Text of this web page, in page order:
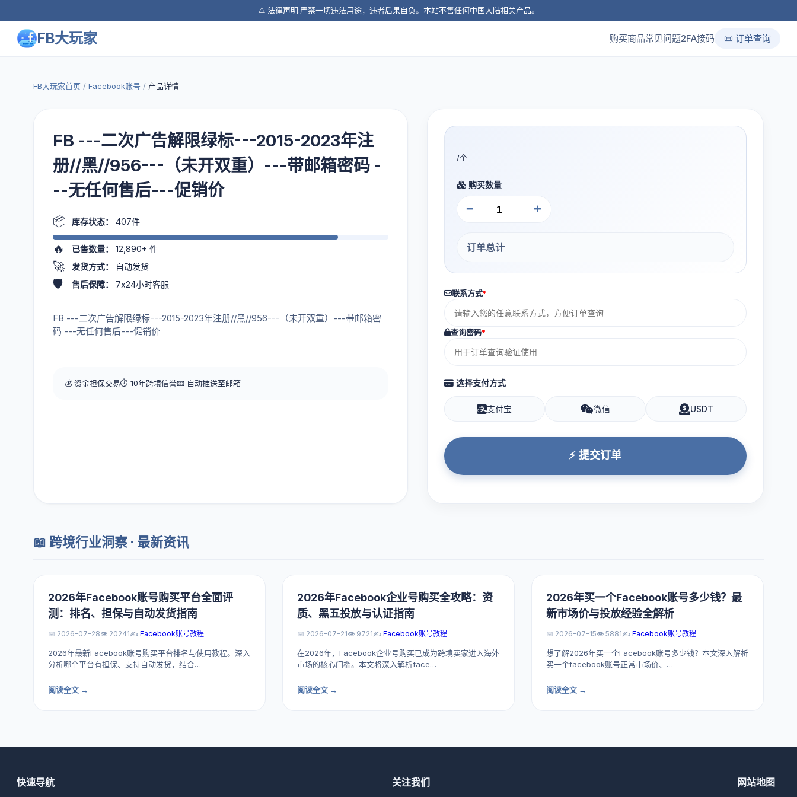
⚠️ 法律声明:严禁一切违法用途，违者后果自负。本站不售任何中国大陆相关产品。
FB大玩家 购买商品常见问题2FA接码 📜 订单查询
FB大玩家首页 / Facebook账号 / 产品详情
FB ---二次广告解限绿标---2015-2023年注
册//黑//956---（未开双重）---带邮箱密码 -
--无任何售后---促销价
📦 库存状态： 407件
🔥 已售数量： 12,890+ 件
🚀 发货方式： 自动发货
🛡️ 售后保障： 7x24小时客服
FB ---二次广告解限绿标---2015-2023年注册//黑//956---（未开双重）---带邮箱密
码 ---无任何售后---促销价
💰 资金担保交易⏱️ 10年跨境信誉📧 自动推送至邮箱
/个
购买数量
− +
订单总计
联系方式*
查询密码*
选择支付方式
支付宝 微信 USDT
⚡ 提交订单
📖 跨境行业洞察 · 最新资讯
2026年Facebook账号购买平台全面评
测：排名、担保与自动发货指南
📅 2026-07-28👁️ 20241✍️ Facebook账号教程
2026年最新Facebook账号购买平台排名与使用教程。深入
分析哪个平台有担保、支持自动发货，结合…
阅读全文 →
2026年Facebook企业号购买全攻略：资
质、黑五投放与认证指南
📅 2026-07-21👁️ 9721✍️ Facebook账号教程
在2026年，Facebook企业号购买已成为跨境卖家进入海外
市场的核心门槛。本文将深入解析face…
阅读全文 →
2026年买一个Facebook账号多少钱？最
新市场价与投放经验全解析
📅 2026-07-15👁️ 5881✍️ Facebook账号教程
想了解2026年买一个Facebook账号多少钱？本文深入解析
买一个facebook账号正常市场价、…
阅读全文 →
快速导航 关注我们 网站地图